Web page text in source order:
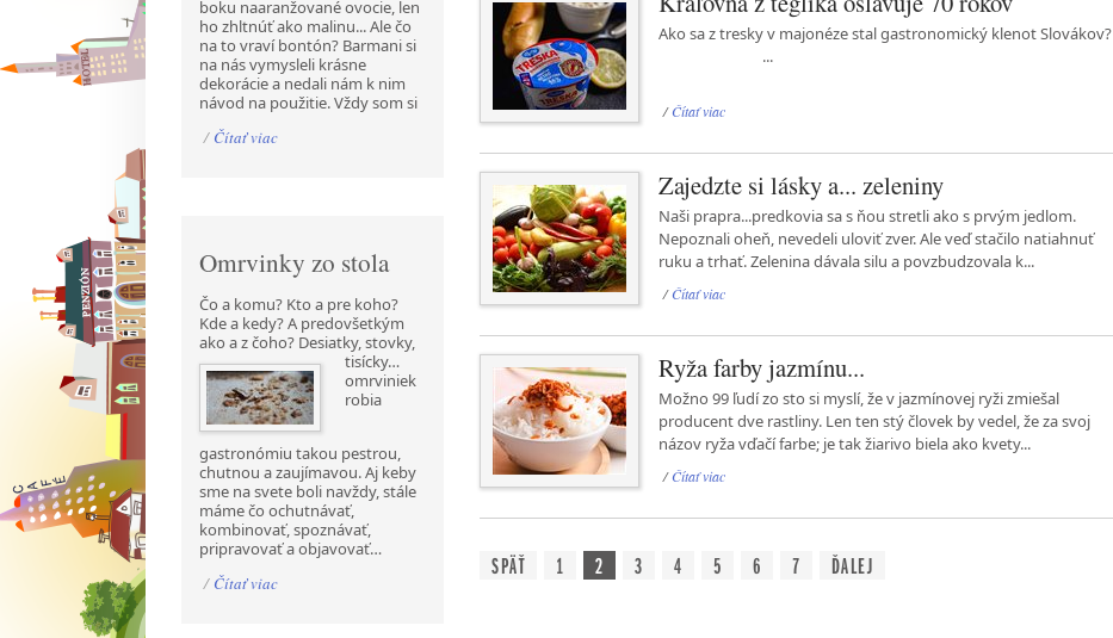
Ako sa z tresky v majonéze stal gastronomický klenot Slovákov?
...
/Čítať viac
Zajedzte si lásky a... zeleniny
Naši prapra...predkovia sa s ňou stretli ako s prvým jedlom.
Nepoznali oheň, nevedeli uloviť zver. Ale veď stačilo natiahnuť
ruku a trhať. Zelenina dávala silu a povzbudzovala k...
/Čítať viac
Ryža farby jazmínu...
Možno 99 ľudí zo sto si myslí, že v jazmínovej ryži zmiešal
producent dve rastliny. Len ten stý človek by vedel, že za svoj
názov ryža vďačí farbe; je tak žiarivo biela ako kvety...
/Čítať viac
SPÄŤ 1 2 3 4 5 6 7 ĎALEJ
boku naaranžované ovocie, len
ho zhltnúť ako malinu... Ale čo
na to vraví bontón? Barmani si
na nás vymysleli krásne
dekorácie a nedali nám k nim
návod na použitie. Vždy som si
/ Čítať viac
Omrvinky zo stola
Čo a komu? Kto a pre koho?
Kde a kedy? A predovšetkým
ako a z čoho? Desiatky, stovky,
tisícky…
omrviniek
robia
gastronómiu takou pestrou,
chutnou a zaujímavou. Aj keby
sme na svete boli navždy, stále
máme čo ochutnávať,
kombinovať, spoznávať,
pripravovať a objavovať…
/ Čítať viac